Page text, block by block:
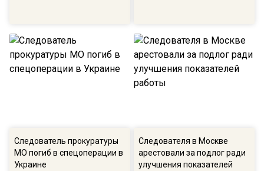
Следователь прокуратуры
МО погиб в спецоперации в
Украине
Следователя в Москве
арестовали за подлог ради
улучшения показателей